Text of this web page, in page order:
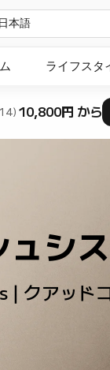
本語
ライフスタ
10,800円 から
ス
クアッド